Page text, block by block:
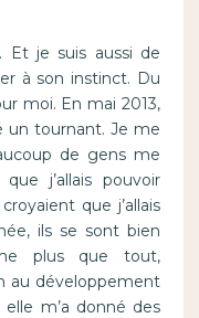
Et je suis aussi de
à son instinct. Du
moi. En mai 2013,
un tournant. Je me
de gens me
j’allais pouvoir
que j’allais
ils se sont bien
plus que tout,
au développement
m’a donné des